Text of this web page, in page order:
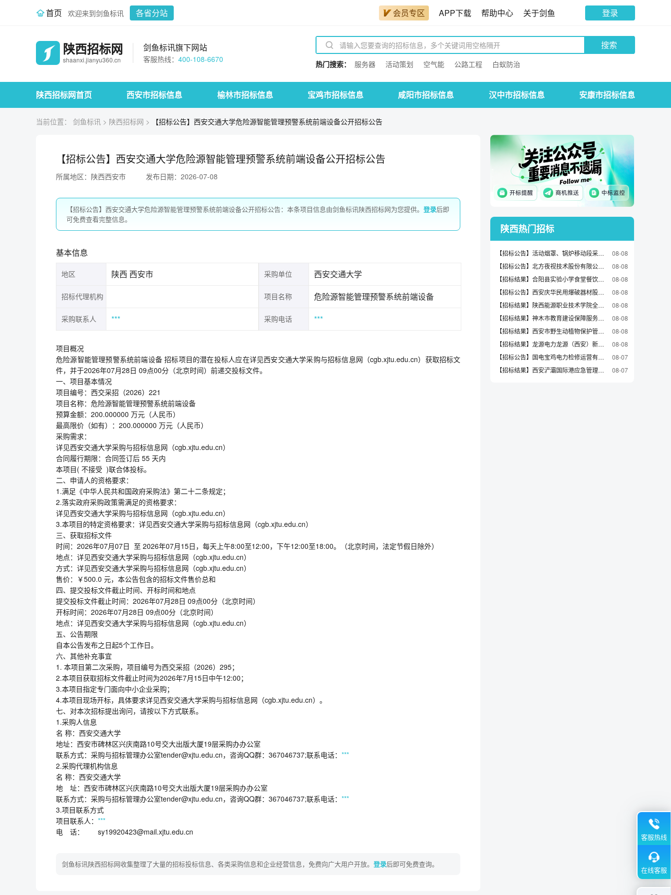
首页 欢迎来到剑鱼标讯 各省分站 会员专区 APP下载 帮助中心 关于剑鱼 登录
陕西招标网
shaanxi.jianyu360.cn
剑鱼标讯旗下网站
客服热线： 400-108-6670
搜索
热门搜索： 服务器 活动策划 空气能 公路工程 白蚁防治
陕西招标网首页 西安市招标信息 榆林市招标信息 宝鸡市招标信息 咸阳市招标信息 汉中市招标信息 安康市招标信息
当前位置： 剑鱼标讯 > 陕西招标网 > 【招标公告】西安交通大学危险源智能管理预警系统前端设备公开招标公告
【招标公告】西安交通大学危险源智能管理预警系统前端设备公开招标公告
所属地区：陕西西安市 发布日期：2026-07-08
【招标公告】西安交通大学危险源智能管理预警系统前端设备公开招标公告：本条项目信息由剑鱼标讯陕西招标网为您提供。 登录后即
可免费查看完整信息。
基本信息
地区 陕西 西安市 采购单位 西安交通大学
招标代理机构 项目名称 危险源智能管理预警系统前端设备
采购联系人 *** 采购电话 ***
项目概况
危险源智能管理预警系统前端设备 招标项目的潜在投标人应在详见西安交通大学采购与招标信息网（cgb.xjtu.edu.cn）获取招标文
件，并于2026年07月28日 09点00分（北京时间）前递交投标文件。
一、项目基本情况
项目编号：西交采招（2026）221
项目名称：危险源智能管理预警系统前端设备
预算金额：200.000000 万元（人民币）
最高限价（如有）：200.000000 万元（人民币）
采购需求：
详见西安交通大学采购与招标信息网（cgb.xjtu.edu.cn）
合同履行期限：合同签订后 55 天内
本项目( 不接受 )联合体投标。
二、申请人的资格要求：
1.满足《中华人民共和国政府采购法》第二十二条规定；
2.落实政府采购政策需满足的资格要求：
详见西安交通大学采购与招标信息网（cgb.xjtu.edu.cn）
3.本项目的特定资格要求：详见西安交通大学采购与招标信息网（cgb.xjtu.edu.cn）
三、获取招标文件
时间：2026年07月07日 至 2026年07月15日，每天上午8:00至12:00，下午12:00至18:00。（北京时间，法定节假日除外）
地点：详见西安交通大学采购与招标信息网（cgb.xjtu.edu.cn）
方式：详见西安交通大学采购与招标信息网（cgb.xjtu.edu.cn）
售价：￥500.0 元，本公告包含的招标文件售价总和
四、提交投标文件截止时间、开标时间和地点
提交投标文件截止时间：2026年07月28日 09点00分（北京时间）
开标时间：2026年07月28日 09点00分（北京时间）
地点：详见西安交通大学采购与招标信息网（cgb.xjtu.edu.cn）
五、公告期限
自本公告发布之日起5个工作日。
六、其他补充事宜
1. 本项目第二次采购，项目编号为西交采招（2026）295；
2.本项目获取招标文件截止时间为2026年7月15日中午12:00；
3.本项目指定专门面向中小企业采购；
4.本项目现场开标，具体要求详见西安交通大学采购与招标信息网（cgb.xjtu.edu.cn）。
七、对本次招标提出询问，请按以下方式联系。
1.采购人信息
名 称：西安交通大学
地址：西安市碑林区兴庆南路10号交大出版大厦19层采购办办公室
联系方式：采购与招标管理办公室tender@xjtu.edu.cn，咨询QQ群：367046737;联系电话： ***
2.采购代理机构信息
名 称：西安交通大学
地 址：西安市碑林区兴庆南路10号交大出版大厦19层采购办办公室
联系方式：采购与招标管理办公室tender@xjtu.edu.cn，咨询QQ群：367046737;联系电话： ***
3.项目联系方式
项目联系人： ***
电 话： sy19920423@mail.xjtu.edu.cn
剑鱼标讯陕西招标网收集整理了大量的招标投标信息、各类采购信息和企业经营信息，免费向广大用户开放。 登录后即可免费查询。
陕西热门招标
【招标公告】活动烟罩、锅炉移动段采购采购项目谈判公告
08-08
【招标公告】北方夜视技术股份有限公司多光谱光阴极材料生长平台招标公告
08-08
【招标结果】合阳县实验小学食堂餐饮服务项目-中标候选人公示
08-08
【招标公告】西安庆华民用爆破器材股份有限公司数字化生产运营管控中心建设项目招标公告
08-08
【招标结果】陕西能源职业技术学院全息VR沉浸式中药材及药用植物真伪鉴定教学平台采购项目中标（成交）结果公告
08-08
【招标结果】神木市教育建设保障服务中心（神木市学生服务中心）北师大神木学校课桌椅采购项目成交结果公告
08-08
【招标结果】西安市野生动植物保护管理站野生动物疫病防控与处置项目中标（成交）结果公告
08-08
【招标结果】龙源电力龙源（西安）新能源工程技术有限公司具身机器人系统和无人车采购项目询价采购采购结果公告（采购编号WZYT-WZXJ-2026070260）
08-08
【招标公告】国电宝鸡电力检修运营有限公司电力新苑活动中心项目地块详细规划项目询比采购第2次挂网公告
08-07
【招标结果】西安浐灞国际港应急管理局抱朴路、和悦路消防站消防车辆采购项目中标（成交）结果公告
08-07
客服热线
在线客服